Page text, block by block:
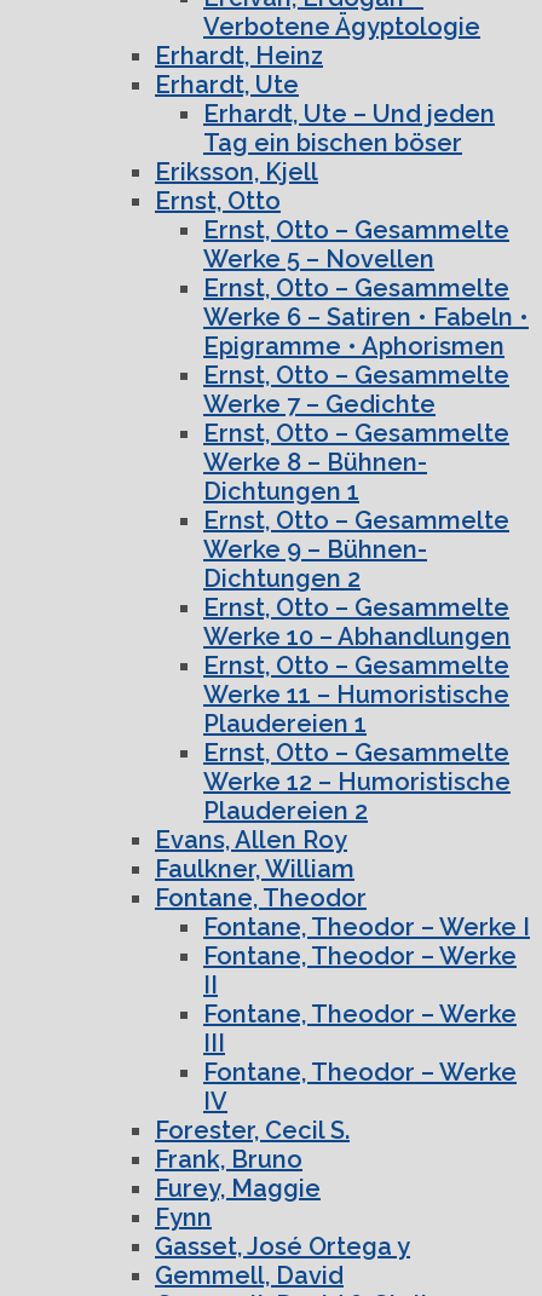
Verbotene Ägyptologie
Erhardt, Heinz
Erhardt, Ute
Erhardt, Ute – Und jeden
Tag ein bischen böser
Eriksson, Kjell
Ernst, Otto
Ernst, Otto – Gesammelte
Werke 5 – Novellen
Ernst, Otto – Gesammelte
Werke 6 – Satiren • Fabeln •
Epigramme • Aphorismen
Ernst, Otto – Gesammelte
Werke 7 – Gedichte
Ernst, Otto – Gesammelte
Werke 8 – Bühnen-
Dichtungen 1
Ernst, Otto – Gesammelte
Werke 9 – Bühnen-
Dichtungen 2
Ernst, Otto – Gesammelte
Werke 10 – Abhandlungen
Ernst, Otto – Gesammelte
Werke 11 – Humoristische
Plaudereien 1
Ernst, Otto – Gesammelte
Werke 12 – Humoristische
Plaudereien 2
Evans, Allen Roy
Faulkner, William
Fontane, Theodor
Fontane, Theodor – Werke I
Fontane, Theodor – Werke
II
Fontane, Theodor – Werke
III
Fontane, Theodor – Werke
IV
Forester, Cecil S.
Frank, Bruno
Furey, Maggie
Fynn
Gasset, José Ortega y
Gemmell, David